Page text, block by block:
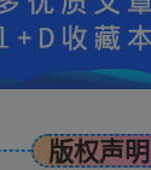
版权声明